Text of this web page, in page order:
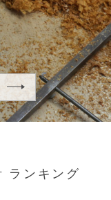
ランキング